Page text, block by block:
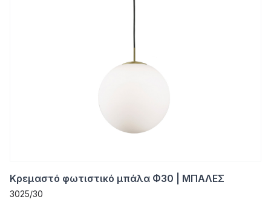
Κρεμαστό φωτιστικό μπάλα Φ30 | ΜΠΑΛΕΣ
3025/30